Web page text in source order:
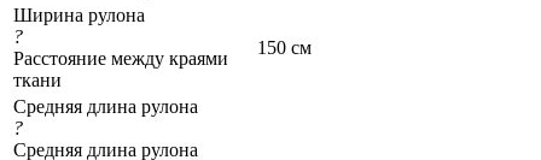
Ширина рулона
?
Расстояние между краями
ткани
150 см
Средняя длина рулона
?
Средняя длина рулона